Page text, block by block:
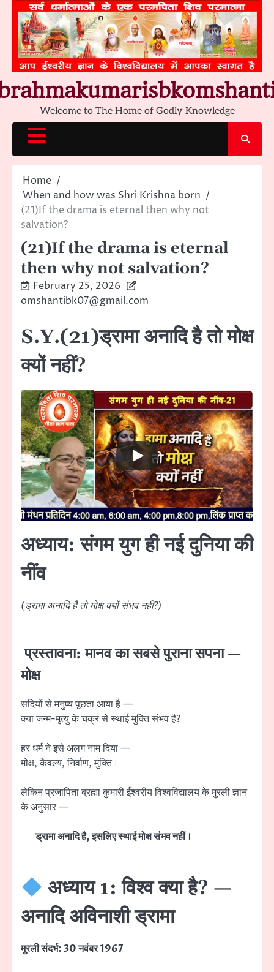
content
Welcome to The Home of Godly Knowledge
Home
When and how was Shri Krishna born
(21)If the drama is eternal then why not
salvation?
(21)If the drama is eternal
then why not salvation?
February 25, 2026
omshantibk07@gmail.com
S.Y.(21)ड्रामा अनादि है तो मोक्ष
क्यों नहीं?
अध्याय: संगम युग ही नई दुनिया की
नींव
(ड्रामा अनादि है तो मोक्ष क्यों संभव नहीं?)
प्रस्तावना: मानव का सबसे पुराना सपना —
मोक्ष
सदियों से मनुष्य पूछता आया है —
क्या जन्म-मृत्यु के चक्र से स्थाई मुक्ति संभव है?
हर धर्म ने इसे अलग नाम दिया —
मोक्ष, कैवल्य, निर्वाण, मुक्ति।
लेकिनप्रजापिता ब्रह्मा कुमारी ईश्वरीय विश्वविद्यालयके मुरली ज्ञान
के अनुसार —
ड्रामा अनादि है, इसलिए स्थाई मोक्ष संभव नहीं।
अध्याय 1: विश्व क्या है? —
अनादि अविनाशी ड्रामा
मुरली संदर्भ: 30 नवंबर 1967